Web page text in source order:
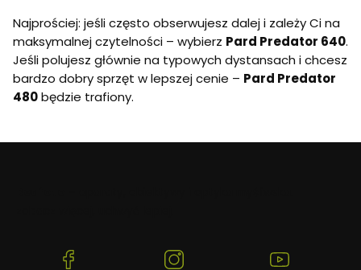
Najprościej: jeśli często obserwujesz dalej i zależy Ci na
maksymalnej czytelności – wybierz Pard Predator 640.
Jeśli polujesz głównie na typowych dystansach i chcesz
bardzo dobry sprzęt w lepszej cenie – Pard Predator
480będzie trafiony.
(Otwiera
(Otwiera